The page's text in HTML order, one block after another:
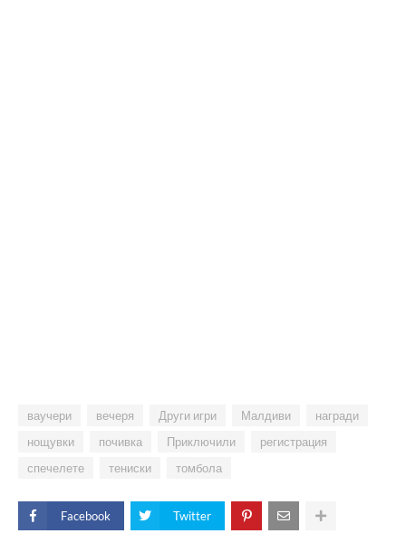
ваучери вечеря Други игри Малдиви
награди
нощувки
почивка Приключили
регистрация
спечелете
тениски томбола
Facebook Twitter